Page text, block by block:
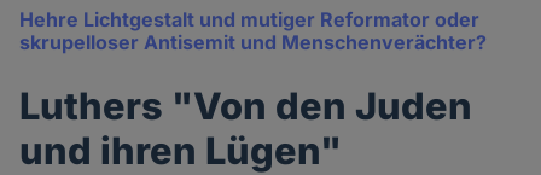
Hehre Lichtgestalt und mutiger Reformator oder
skrupelloser Antisemit und Menschenverächter?
Luthers "Von den Juden
und ihren Lügen"